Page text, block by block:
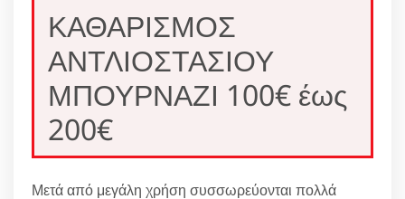
ΚΑΘΑΡΙΣΜΟΣ
ΑΝΤΛΙΟΣΤΑΣΙΟΥ
ΜΠΟΥΡΝΑΖΙ 100€ έως
200€
Μετά από μεγάλη χρήση συσσωρεύονται πολλά